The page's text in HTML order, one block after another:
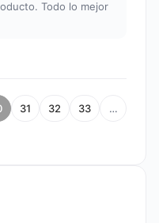
Todo lo mejor
31 32 33 …